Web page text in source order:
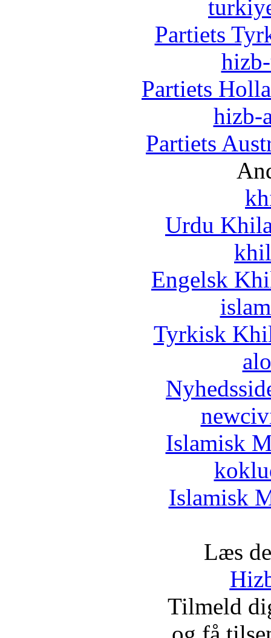
Partiets
Partiets
hizb-
Partiets
Urdu
Engelsk
Tyrkisk
Islamisk
Islamisk
Læs
Tilmeld